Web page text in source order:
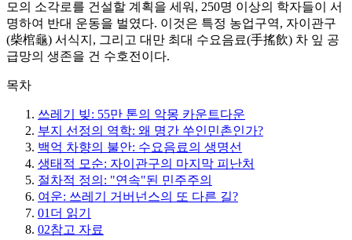
모의 소각로를 건설할 계획을 세워, 250명 이상의 학자들이 서
명하여 반대 운동을 벌였다. 이것은 특정 농업구역, 자이관구
(柴棺龜) 서식지, 그리고 대만 최대 수요음료(手搖飲) 차 잎 공
급망의 생존을 건 수호전이다.
목차
쓰레기 빚: 55만 톤의 악몽 카운트다운
부지 선정의 역학: 왜 명간 쑤인민촌인가?
백억 차향의 불안: 수요음료의 생명선
생태적 모순: 자이관구의 마지막 피난처
절차적 정의: "연속"된 민주주의
여운: 쓰레기 거버넌스의 또 다른 길?
01 더 읽기
02참고 자료